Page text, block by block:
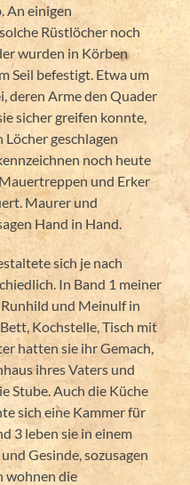
An einigen
Rüstlöcher noch
wurden in Körben
Seil befestigt. Etwa um
deren Arme den Quader
sicher greifen konnte,
geschlagen
noch heute
und Erker
Maurer und
Hand in Hand.
sich je nach
In Band 1 meiner
und Meinulf in
Kochstelle, Tisch mit
hatten sie ihr Gemach,
ihres Vaters und
Stube. Auch die Küche
sich eine Kammer für
3 leben sie in einem
Gesinde, sozusagen
wohnen die